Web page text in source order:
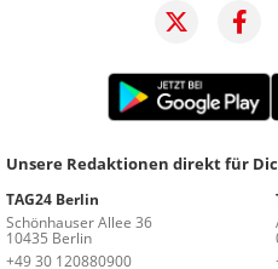
Unsere Redaktionen direkt für
TAG24 Berlin
Schönhauser Allee 36
10435 Berlin
+49 30 120880900